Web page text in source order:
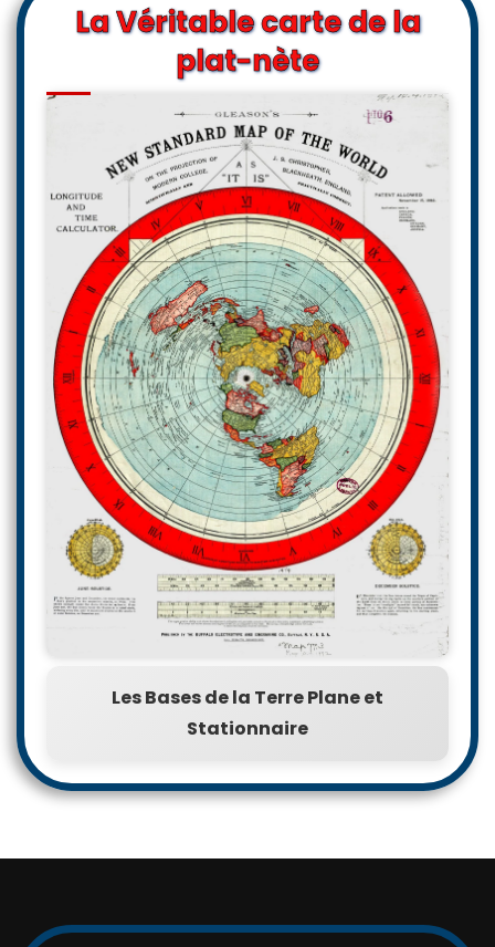
La Véritable carte de la
plat-nète
Les Bases de la Terre Plane et
Stationnaire